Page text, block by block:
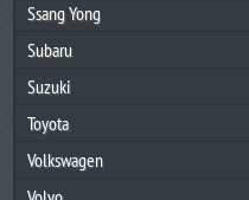
Ssang Yong
Subaru
Suzuki
Toyota
Volkswagen